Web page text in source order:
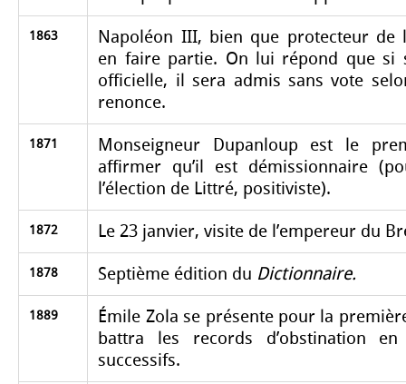
1863
Napoléon III, bien que protecteur de
en faire partie. On lui répond que si
officielle, il sera admis sans vote
renonce.
1871
Monseigneur Dupanloup est le
affirmer qu’il est démissionnaire
l’élection de Littré, positiviste).
1872 Le 23 janvier, visite de l’empereur du
1878 Septième édition du Dictionnaire.
1889
Émile Zola se présente pour la
battra les records d’obstination
successifs.